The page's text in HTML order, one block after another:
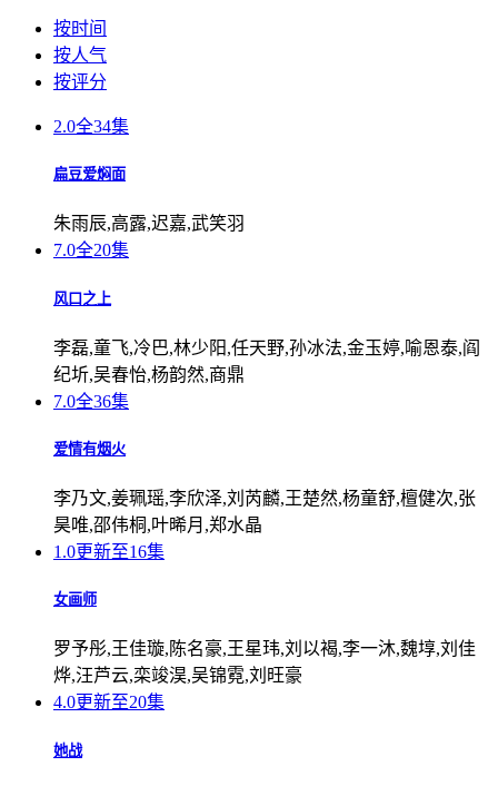
按时间
按人气
按评分
2.0全34集
扁豆爱焖面
朱雨辰,高露,迟嘉,武笑羽
7.0全20集
风口之上
李磊,童飞,冷巴,林少阳,任天野,孙冰法,金玉婷,喻恩泰,阎
纪圻,吴春怡,杨韵然,商鼎
7.0全36集
爱情有烟火
李乃文,姜珮瑶,李欣泽,刘芮麟,王楚然,杨童舒,檀健次,张
昊唯,邵伟桐,叶晞月,郑水晶
1.0更新至16集
女画师
罗予彤,王佳璇,陈名豪,王星玮,刘以褐,李一沐,魏埻,刘佳
烨,汪芦云,栾竣淏,吴锦霓,刘旺豪
4.0更新至20集
她战